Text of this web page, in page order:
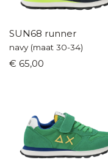
SUN68 runner
navy (maat 30-34)
€ 65,00